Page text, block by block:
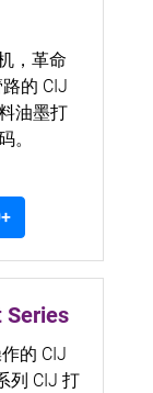
，革命
的 CIJ
油墨打
。
Series
的 CIJ
列 CIJ 打